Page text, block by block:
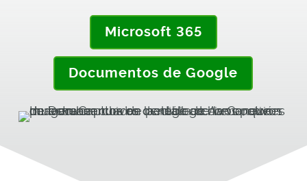
Microsoft 365
Documentos de Google